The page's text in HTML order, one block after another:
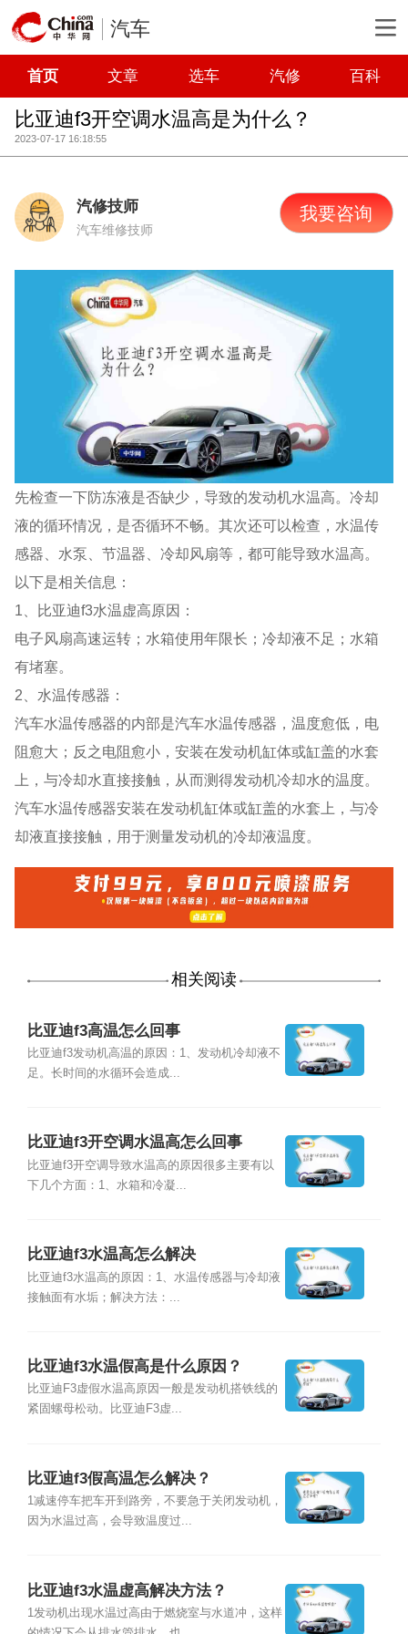
汽车
首页 文章 选车 汽修 百科
比亚迪f3开空调水温高是为什么？
2023-07-17 16:18:55
汽修技师
汽车维修技师
我要咨询
先检查一下防冻液是否缺少，导致的发动机水温高。冷却
液的循环情况，是否循环不畅。其次还可以检查，水温传
感器、水泵、节温器、冷却风扇等，都可能导致水温高。
以下是相关信息：
1、比亚迪f3水温虚高原因：
电子风扇高速运转；水箱使用年限长；冷却液不足；水箱
有堵塞。
2、水温传感器：
汽车水温传感器的内部是汽车水温传感器，温度愈低，电
阻愈大；反之电阻愈小，安装在发动机缸体或缸盖的水套
上，与冷却水直接接触，从而测得发动机冷却水的温度。
汽车水温传感器安装在发动机缸体或缸盖的水套上，与冷
却液直接接触，用于测量发动机的冷却液温度。
相关阅读
比亚迪f3高温怎么回事
比亚迪f3发动机高温的原因：1、发动机冷却液不
足。长时间的水循环会造成...
比亚迪f3开空调水温高怎么回事
比亚迪f3开空调导致水温高的原因很多主要有以
下几个方面：1、水箱和冷凝...
比亚迪f3水温高怎么解决
比亚迪f3水温高的原因：1、水温传感器与冷却液
接触面有水垢；解决方法：...
比亚迪f3水温假高是什么原因？
比亚迪F3虚假水温高原因一般是发动机搭铁线的
紧固螺母松动。比亚迪F3虚...
比亚迪f3假高温怎么解决？
1减速停车把车开到路旁，不要急于关闭发动机，
因为水温过高，会导致温度过...
比亚迪f3水温虚高解决方法？
1发动机出现水温过高由于燃烧室与水道冲，这样